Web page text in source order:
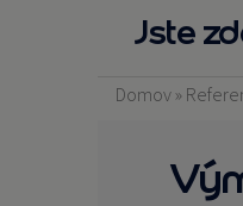
Jste
Domov »